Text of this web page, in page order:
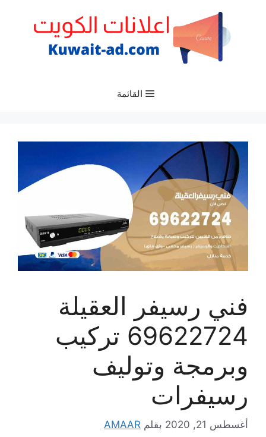
القائمة
فني رسيفر العقيلة
69622724 تركيب
وبرمجة وتوليف
رسيفرات
أغسطس 21, 2020 بقلم AMAAR